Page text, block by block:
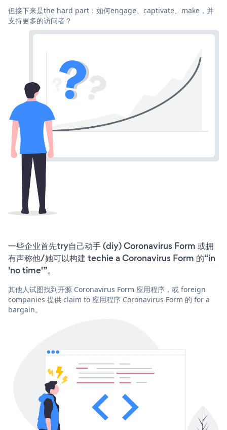
但接下来是the hard part：如何engage、captivate、make，并
支持更多的访问者？
一些企业首先try自己动手 (diy) Coronavirus Form 或拥
有声称他/她可以构建 techie a Coronavirus Form 的“in
'no time'”。
其他人试图找到开源 Coronavirus Form 应用程序，或 foreign
companies 提供 claim to 应用程序 Coronavirus Form 的 for a
bargain。